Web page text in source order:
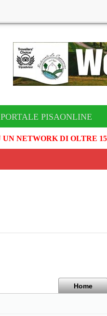
PISAONLINE
UN NETWORK DI OLTRE
Home